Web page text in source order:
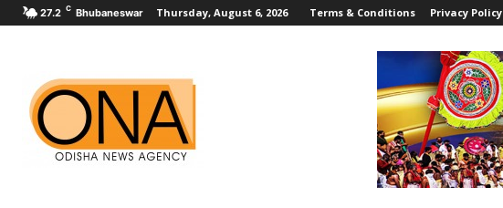
27.2 C Bhubaneswar Thursday, August 6, 2026 Terms & Conditions Privacy Policy